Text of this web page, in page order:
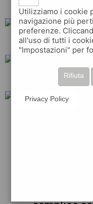
eni
erg
Utilizziamo i cookie
navigazione più
preferenze.
all'uso di tutti i
"Impostazioni" per
Rifiuta
Privacy Policy